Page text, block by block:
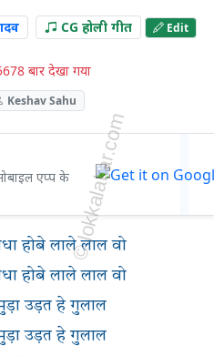
CG होली गीत Edit
बार देखा गया
Keshav Sahu
एप्प के
होबे लाले लाल वो
होबे लाले लाल वो
उड़त हे गुलाल
उड़त हे गुलाल